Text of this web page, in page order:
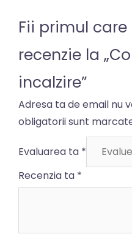
Fii primul
recenzie la
incalzire”
Adresa ta de email nu
obligatorii sunt
Evaluarea ta *
Recenzia ta *